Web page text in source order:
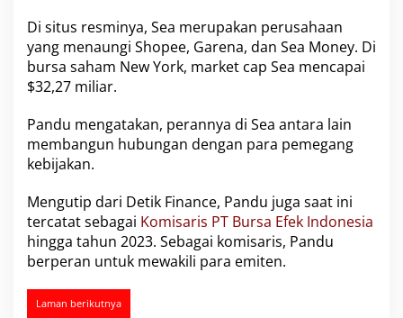
Di situs resminya, Sea merupakan perusahaan
yang menaungi Shopee, Garena, dan Sea Money. Di
bursa saham New York, market cap Sea mencapai
$32,27 miliar.
Pandu mengatakan, perannya di Sea antara lain
membangun hubungan dengan para pemegang
kebijakan.
Mengutip dari Detik Finance, Pandu juga saat ini
tercatat sebagai Komisaris PT Bursa Efek Indonesia
hingga tahun 2023. Sebagai komisaris, Pandu
berperan untuk mewakili para emiten.
Laman berikutnya